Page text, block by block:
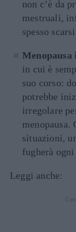
non c’è da
mestruali,
spesso
in cui è
suo corso:
potrebbe
irregolare
menopausa.
situazioni,
fugherà
Leggi anche: